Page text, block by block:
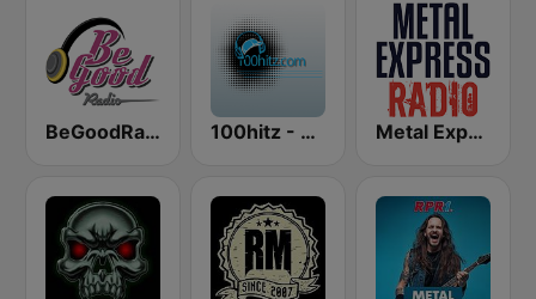
BeGoodRadio - 80s Metal 100hitz - Metal Metal Express